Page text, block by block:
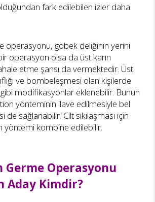
fark edilebilen izler daha
operasyonu, göbek deliğinin yerini
operasyon olsa da üst karın
etme şansı da vermektedir. Üst
ve bombeleşmesi olan kişilerde
gibi modifikasyonlar eklenebilir. Bunun
yönteminin ilave edilmesiyle bel
de sağlanabilir. Cilt sıkılaşması için
yöntemi kombine edilebilir.
Germe Operasyonu
Aday Kimdir?